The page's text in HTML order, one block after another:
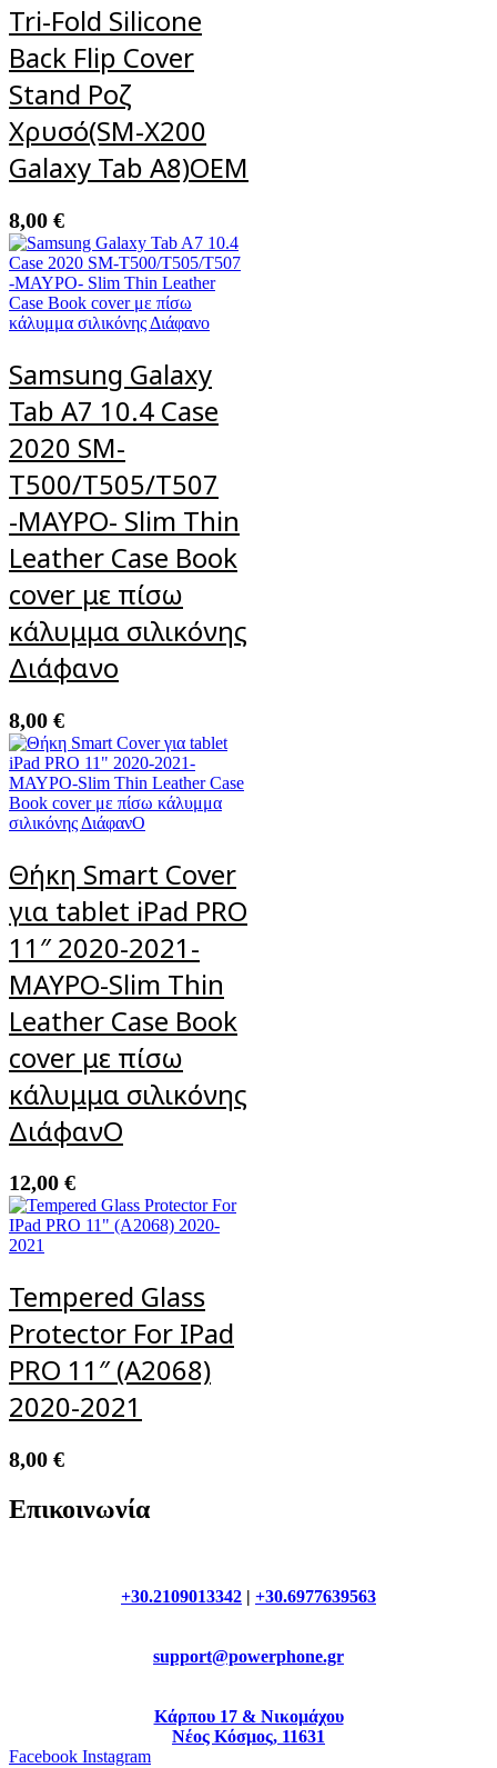
Tri-Fold Silicone
Back Flip Cover
Stand Ροζ
Χρυσό(SM-X200
Galaxy Tab A8)ΟΕΜ
8,00 €
Samsung Galaxy
Tab A7 10.4 Case
2020 SM-
T500/T505/T507
-ΜΑΥΡΟ- Slim Thin
Leather Case Book
cover με πίσω
κάλυμμα σιλικόνης
Διάφανο
8,00 €
Θήκη Smart Cover
για tablet iPad PRO
11″ 2020-2021-
ΜΑΥΡΟ-Slim Thin
Leather Case Book
cover με πίσω
κάλυμμα σιλικόνης
ΔιάφανΟ
12,00 €
Tempered Glass
Protector For IPad
PRO 11″ (A2068)
2020-2021
8,00 €
Επικοινωνία
+30.2109013342 | +30.6977639563
support@powerphone.gr
Κάρπου 17 & Νικομάχου
Νέος Κόσμος, 11631
Facebook Instagram